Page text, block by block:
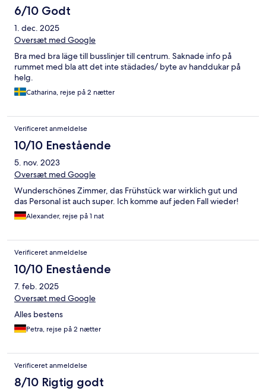
6/10 Godt
1. dec. 2025
Oversæt med Google
Bra med bra läge till busslinjer till centrum. Saknade info på
rummet med bla att det inte städades/ byte av handdukar på
helg.
Catharina, rejse på 2 nætter
Verificeret anmeldelse
10/10 Enestående
5. nov. 2023
Oversæt med Google
Wunderschönes Zimmer, das Frühstück war wirklich gut und
das Personal ist auch super. Ich komme auf jeden Fall wieder!
Alexander, rejse på 1 nat
Verificeret anmeldelse
10/10 Enestående
7. feb. 2025
Oversæt med Google
Alles bestens
Petra, rejse på 2 nætter
Verificeret anmeldelse
8/10 Rigtig godt